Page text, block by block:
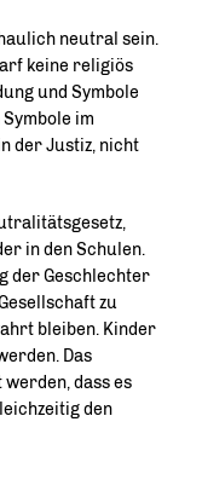
neutral sein.
keine religiös
und Symbole
im
der Justiz, nicht
in den Schulen.
der Geschlechter
zu
bleiben. Kinder
Das
werden, dass es
den